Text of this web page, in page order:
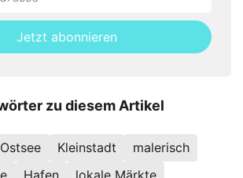
Jetzt abonnieren
zu diesem Artikel
Ostsee Kleinstadt
malerisch